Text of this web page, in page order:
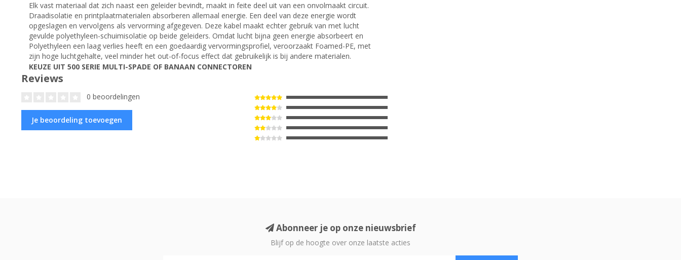
Elk vast materiaal dat zich naast een geleider bevindt, maakt in feite deel uit van een onvolmaakt circuit.
Draadisolatie en printplaatmaterialen absorberen allemaal energie. Een deel van deze energie wordt
opgeslagen en vervolgens als vervorming afgegeven. Deze kabel maakt echter gebruik van met lucht
gevulde polyethyleen-schuimisolatie op beide geleiders. Omdat lucht bijna geen energie absorbeert en
Polyethyleen een laag verlies heeft en een goedaardig vervormingsprofiel, veroorzaakt Foamed-PE, met
zijn hoge luchtgehalte, veel minder het out-of-focus effect dat gebruikelijk is bij andere materialen.
KEUZE UIT 500 SERIE MULTI-SPADE OF BANAAN CONNECTOREN
Reviews
0 beoordelingen
Je beoordeling toevoegen
Abonneer je op onze nieuwsbrief
Blijf op de hoogte over onze laatste acties